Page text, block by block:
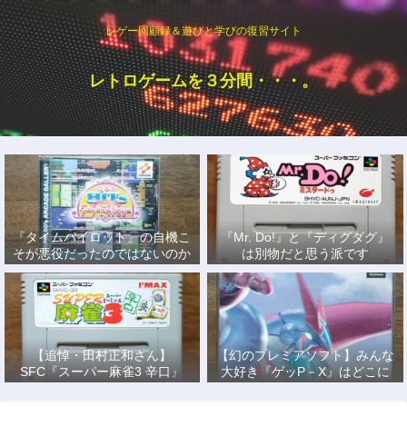
レゲー回顧録＆遊びと学びの復習サイト
レトロゲームを３分間・・・。
『タイムパイロット』の自機こ
そが悪役だったのではないのか
説
『Mr. Do!』と『ディグダグ』
は別物だと思う派です
【追悼・田村正和さん】
SFC『スーパー麻雀3 辛口』
で、あの名優になりきって戦っ
【幻のプレミアソフト】みんな
大好き『ゲッP－X』はどこに
もない！